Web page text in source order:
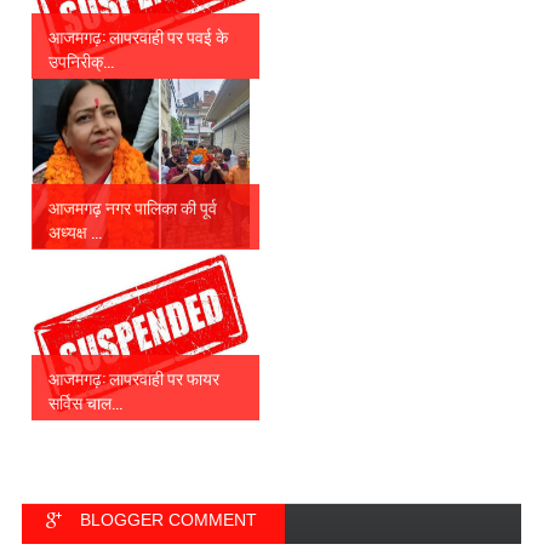
आजमगढ़: लापरवाही पर पवई के
उपनिरीक्...
आजमगढ़ नगर पालिका की पूर्व
अध्यक्ष ...
आजमगढ़: लापरवाही पर फायर
सर्विस चाल...
BLOGGER COMMENT